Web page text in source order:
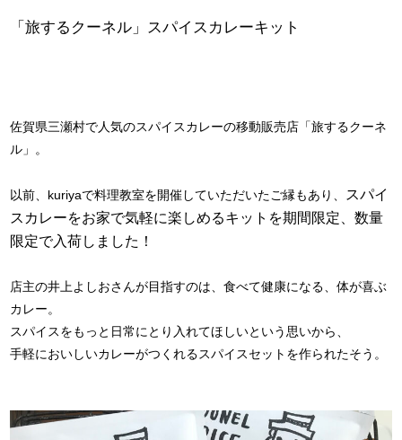
「旅するクーネル」スパイスカレーキット
佐賀県三瀬村で人気のスパイスカレーの移動販売店「旅するクーネ
ル」。
以前、kuriyaで料理教室を開催していただいたご縁もあり、
スパイ
スカレーをお家で気軽に楽しめるキットを期間限定、数量
限定で入荷しました！
店主の井上よしおさんが目指すのは、食べて健康になる、体が喜ぶ
カレー。
スパイスをもっと日常にとり入れてほしいという思いから、
手軽においしいカレーがつくれるスパイスセットを作られたそう。